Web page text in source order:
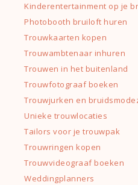
Kinderentertainment op je
Photobooth bruiloft huren
Trouwkaarten kopen
Trouwambtenaar inhuren
Trouwen in het buitenland
Trouwfotograaf boeken
Trouwjurken en
Unieke trouwlocaties
Tailors voor je trouwpak
Trouwringen kopen
Trouwvideograaf boeken
Weddingplanners